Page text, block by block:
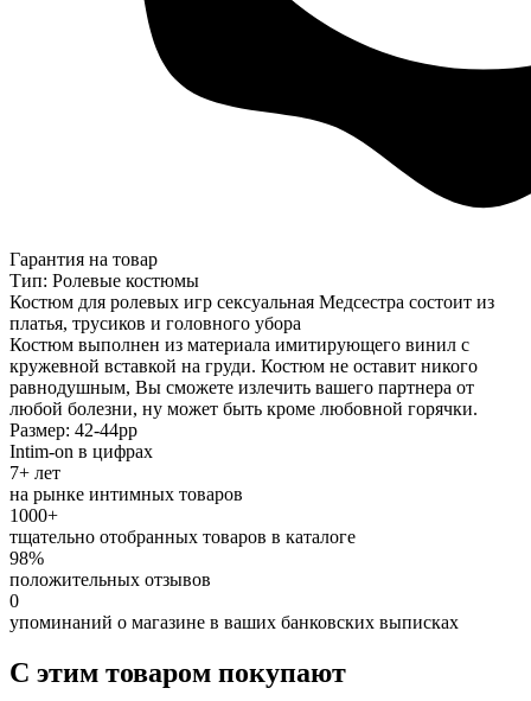
Гарантия на товар
Тип: Ролевые костюмы
Костюм для ролевых игр сексуальная Медсестра состоит из
платья, трусиков и головного убора
Костюм выполнен из материала имитирующего винил с
кружевной вставкой на груди. Костюм не оставит никого
равнодушным, Вы сможете излечить вашего партнера от
любой болезни, ну может быть кроме любовной горячки.
Размер: 42-44рр
Intim-on в цифрах
7+ лет
на рынке интимных товаров
1000+
тщательно отобранных товаров в каталоге
98%
положительных отзывов
0
упоминаний о магазине в ваших банковских выписках
С этим товаром покупают